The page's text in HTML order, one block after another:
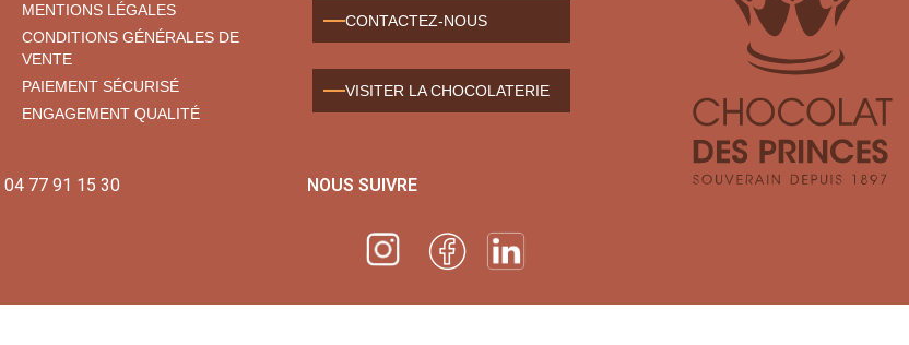
MENTIONS LÉGALES
CONDITIONS GÉNÉRALES DE
VENTE
PAIEMENT SÉCURISÉ
ENGAGEMENT QUALITÉ
CONTACTEZ-NOUS
VISITER LA CHOCOLATERIE
04 77 91 15 30 NOUS SUIVRE